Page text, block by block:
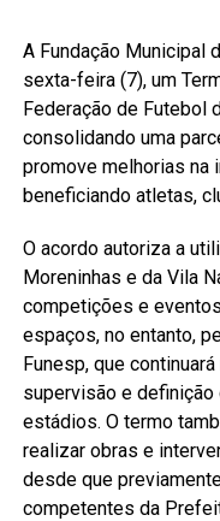
A Fundação Municipal
sexta-feira (7), um
Federação de Futebol
consolidando uma
promove melhorias na
beneficiando atletas,
O acordo autoriza a
Moreninhas e da Vila
competições e
espaços, no entanto,
Funesp, que
supervisão e
estádios. O termo
realizar obras e
desde que
competentes da